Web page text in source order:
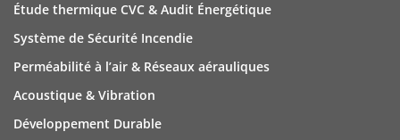
Étude thermique CVC & Audit Énergétique
Système de Sécurité Incendie
Perméabilité à l’air & Réseaux aérauliques
Acoustique & Vibration
Développement Durable